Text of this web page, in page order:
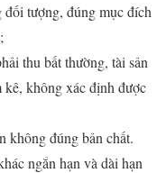
tượng, đúng mục đích
thu bất thường, tài sản
không xác định được
không đúng bản chất.
ngắn hạn và dài hạn